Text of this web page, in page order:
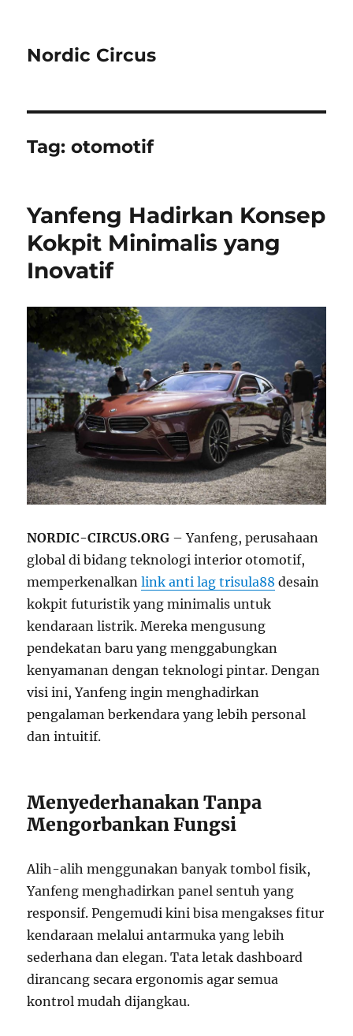
Nordic Circus
Tag:otomotif
Yanfeng Hadirkan Konsep
Kokpit Minimalis yang
Inovatif
NORDIC-CIRCUS.ORG – Yanfeng, perusahaan
global di bidang teknologi interior otomotif,
memperkenalkanlink anti lag trisula88 desain
kokpit futuristik yang minimalis untuk
kendaraan listrik. Mereka mengusung
pendekatan baru yang menggabungkan
kenyamanan dengan teknologi pintar. Dengan
visi ini, Yanfeng ingin menghadirkan
pengalaman berkendara yang lebih personal
dan intuitif.
Menyederhanakan Tanpa
Mengorbankan Fungsi
Alih-alih menggunakan banyak tombol fisik,
Yanfeng menghadirkan panel sentuh yang
responsif. Pengemudi kini bisa mengakses fitur
kendaraan melalui antarmuka yang lebih
sederhana dan elegan. Tata letak dashboard
dirancang secara ergonomis agar semua
kontrol mudah dijangkau.